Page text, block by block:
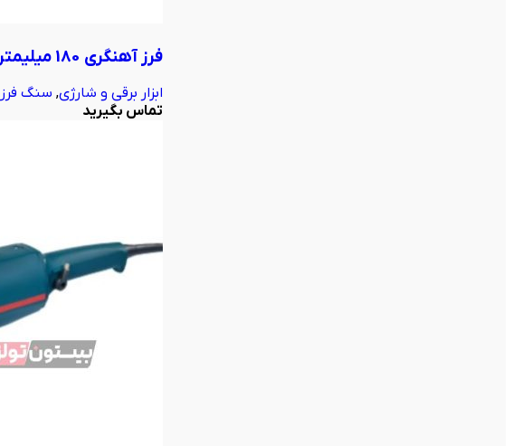
فرز آهنگری 180 میلیمتر 2200 وات DCA-ASM03-180
ابزار برقی و شارژی, سنگ فرز
تماس بگیرید